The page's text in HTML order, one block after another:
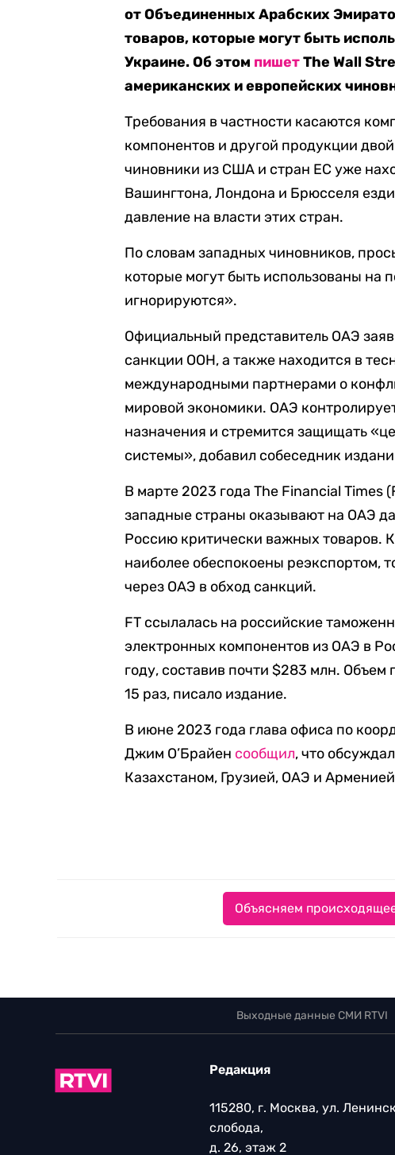
от Объединенных Арабских
товаров, которые могут быть
Украине. Об этом пишетThe Wall
американских и европейских
Требования в частности касаются
компонентов и другой продукции
чиновники из США и стран ЕС уже
Вашингтона, Лондона и Брюсселя
давление на власти этих стран.
По словам западных чиновников,
которые могут быть использованы на
игнорируются».
Официальный представитель ОАЭ
санкции ООН, а также находится в
международными партнерами о
мировой экономики. ОАЭ
назначения и стремится защищать
системы», добавил собеседник
В марте 2023 года The Financial Times
западные страны оказывают на ОАЭ
Россию критически важных товаров.
наиболее обеспокоены реэкспортом,
через ОАЭ в обход санкций.
FT ссылалась на российские
электронных компонентов из ОАЭ в
году, составив почти $283 млн.
15 раз, писало издание.
В июне 2023 года глава офиса по
Джим О’Брайен сообщил, что
Казахстаном, Грузией, ОАЭ и
Объясняем
Выходные данные СМИ RTVI
Редакция
115280, г. Москва, ул.
слобода,
д. 26, этаж 2